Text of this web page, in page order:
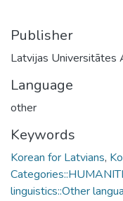
Publisher
Latvijas Universitātes
Language
other
Keywords
Korean for Latvians,
linguistics::Other